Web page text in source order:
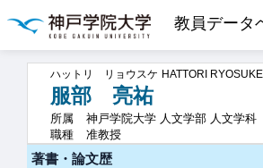
教員データ
ハットリ リョウスケ HATTORI RYOSUKE
服部 亮祐
所属
神戸学院大学 人文学部 人文学科
職種
准教授
著書・論文歴